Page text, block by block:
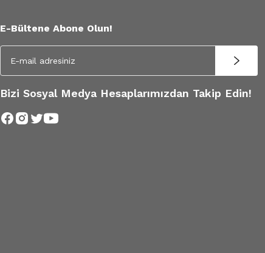
E-Bültene Abone Olun!
Bizi Sosyal Medya Hesaplarımızdan Takip Edin!